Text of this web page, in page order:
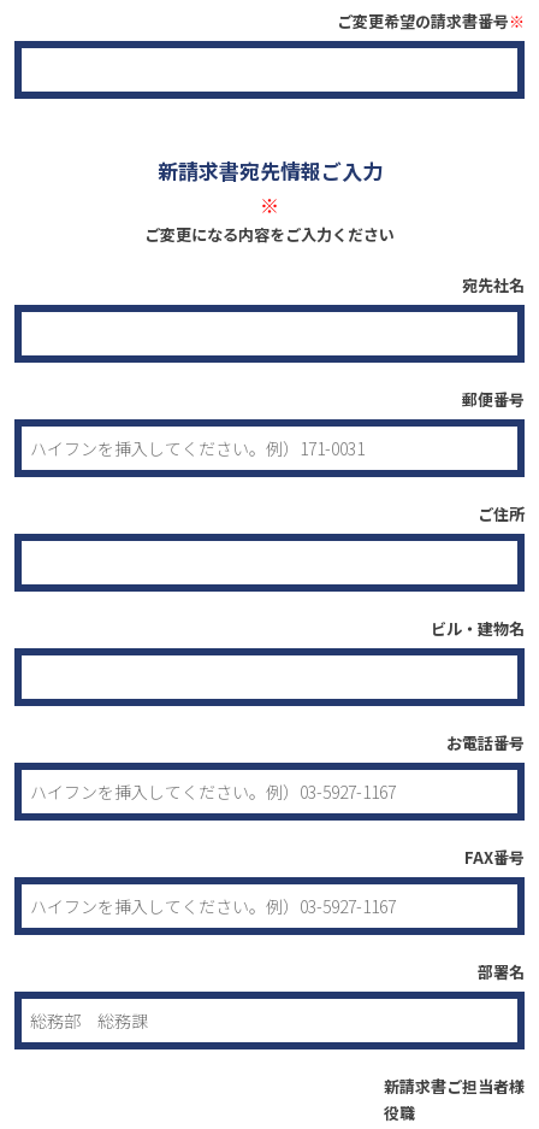
ご変更希望の請求書番号※
新請求書宛先情報ご入力
※
ご変更になる内容をご入力ください
宛先社名
郵便番号
ご住所
ビル・建物名
お電話番号
FAX番号
部署名
新請求書ご担当者様
役職